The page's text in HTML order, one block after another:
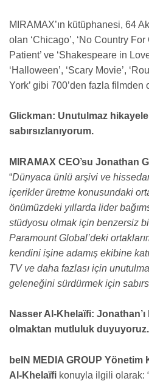
MIRAMAX’ın kütüphanesi, 64
olan ‘Chicago’, ‘No Country
Patient’ ve ‘Shakespeare in
‘Halloween’, ‘Scary Movie’,
York’ gibi 700’den fazla filmden
Glickman: Unutulmaz
sabırsızlanıyorum.
MIRAMAX CEO’su Jonathan
“Dünyaca ünlü arşivi ve
içerikler üretme konusundaki
önümüzdeki yıllarda lider
stüdyosu olmak için benzersiz
Paramount Global’deki
kendini işine adamış ekibine
TV ve daha fazlası için
geleneğini sürdürmek için
Nasser Al-Khelaïfi:
olmaktan mutluluk duyuyoruz.
beIN MEDIA GROUP
Al-Khelaïfi konuyla ilgili olarak: